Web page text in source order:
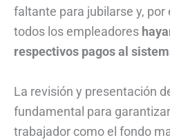
faltante para jubilarse y, por
todos los empleadores
respectivos pagos al
La revisión y presentación
fundamental para
trabajador como el fondo